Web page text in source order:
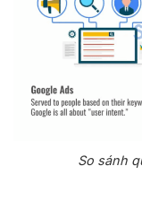
So sánh